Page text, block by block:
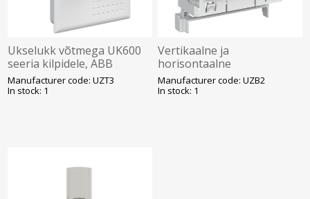
Ukselukk võtmega UK600
seeria kilpidele, ABB
Manufacturer code: UZT3
In stock: 1
Vertikaalne ja
horisontaalne
ühenduskanal, ABB
Manufacturer code: UZB2
In stock: 1